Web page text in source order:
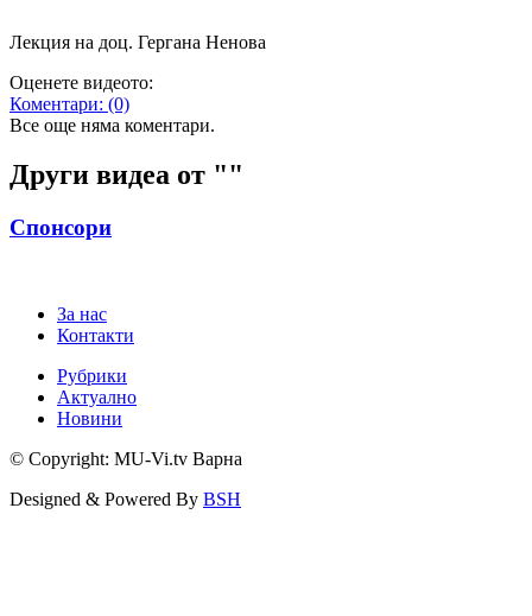
Лекция на доц. Гергана Ненова
Оценете видеото:
Коментари: (0)
Все още няма коментари.
Други видеа от ""
Спонсори
За нас
Контакти
Рубрики
Актуално
Новини
© Copyright: MU-Vi.tv Варна
Designed & Powered By BSH